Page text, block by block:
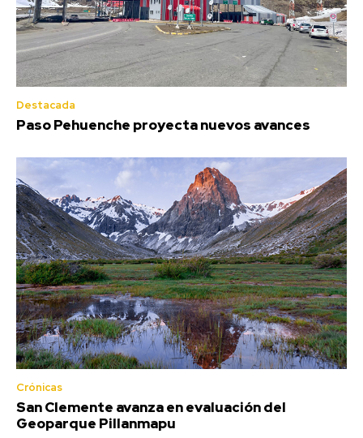
Destacada
Paso Pehuenche proyecta nuevos avances
Crónicas
San Clemente avanza en evaluación del
Geoparque Pillanmapu